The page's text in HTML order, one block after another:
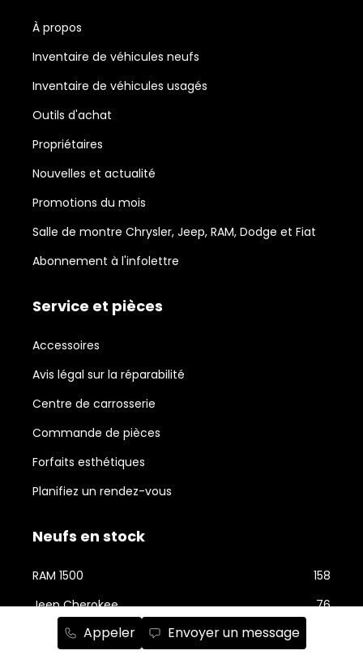
Appeler Envoyer un message
À propos
Inventaire de véhicules neufs
Inventaire de véhicules usagés
Outils d'achat
Propriétaires
Nouvelles et actualité
Promotions du mois
Salle de montre Chrysler, Jeep, RAM, Dodge et Fiat
Abonnement à l'infolettre
Service et pièces
Accessoires
Avis légal sur la réparabilité
Centre de carrosserie
Commande de pièces
Forfaits esthétiques
Planifiez un rendez-vous
Neufs en stock
RAM 1500
158
Jeep Cherokee
76
RAM 2500